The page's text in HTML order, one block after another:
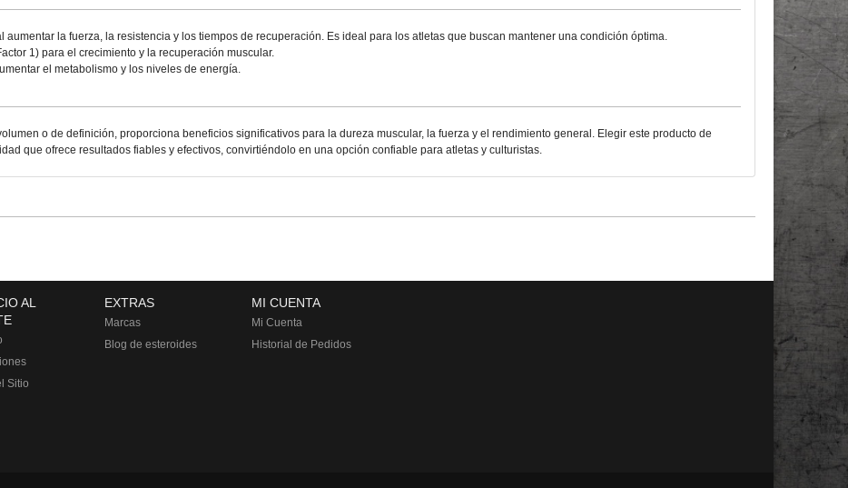
la fuerza, la resistencia y los tiempos de recuperación. Es ideal para los atletas que buscan mantener una condición óptima.
1) para el crecimiento y la recuperación muscular.
el metabolismo y los niveles de energía.
o de definición, proporciona beneficios significativos para la dureza muscular, la fuerza y el rendimiento general. Elegir este producto de
que ofrece resultados fiables y efectivos, convirtiéndolo en una opción confiable para atletas y culturistas.
AL
Sitio
EXTRAS
Marcas
Blog de esteroides
MI CUENTA
Mi Cuenta
Historial de Pedidos